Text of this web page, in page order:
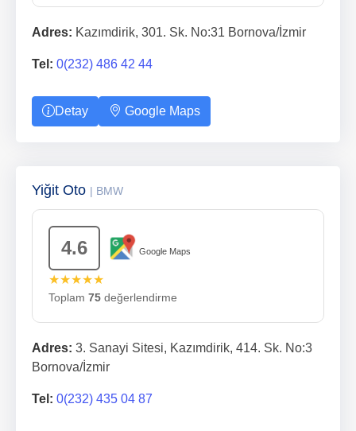
Adres: Kazımdirik, 301. Sk. No:31 Bornova/İzmir
Tel: 0(232) 486 42 44
Detay Google Maps
Yiğit Oto | BMW
4.6 Google Maps
★★★★★
Toplam 75 değerlendirme
Adres: 3. Sanayi Sitesi, Kazımdirik, 414. Sk. No:3
Bornova/İzmir
Tel: 0(232) 435 04 87